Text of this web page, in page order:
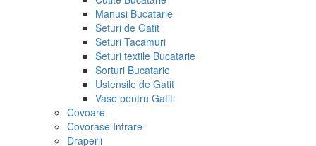
Manusi Bucatarie
Seturi de Gatit
Seturi Tacamuri
Seturi textile Bucatarie
Sorturi Bucatarie
Ustensile de Gatit
Vase pentru Gatit
Covoare
Covorase Intrare
Draperii